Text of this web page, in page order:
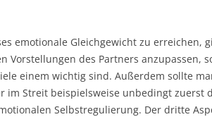
emotionale Gleichgewicht zu erreichen,
Vorstellungen des Partners anzupassen,
einem wichtig sind. Außerdem sollte
Streit beispielsweise unbedingt zuerst
Selbstregulierung. Der dritte